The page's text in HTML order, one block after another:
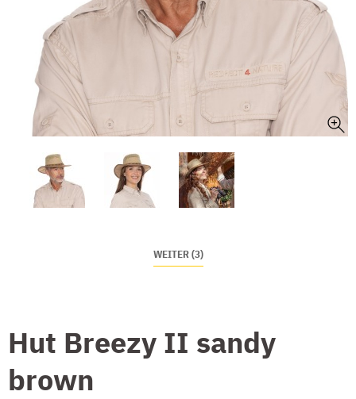
WEITER (3)
Hut Breezy II sandy
brown